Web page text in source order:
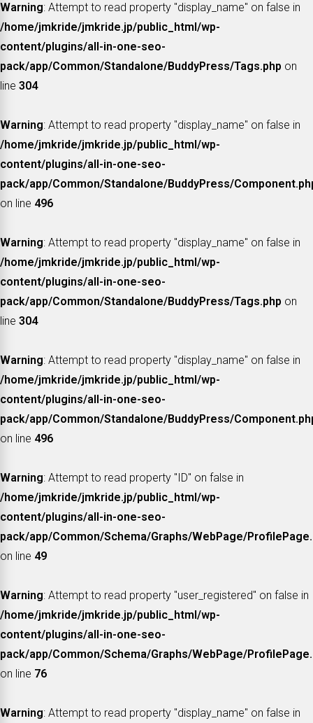
Warning: Attempt to read property "display_name" on false in
/home/jmkride/jmkride.jp/public_html/wp-
content/plugins/all-in-one-seo-
pack/app/Common/Standalone/BuddyPress/Tags.php on
line 304
Warning: Attempt to read property "display_name" on false in
/home/jmkride/jmkride.jp/public_html/wp-
content/plugins/all-in-one-seo-
pack/app/Common/Standalone/BuddyPress/
on line 496
Warning: Attempt to read property "display_name" on false in
/home/jmkride/jmkride.jp/public_html/wp-
content/plugins/all-in-one-seo-
pack/app/Common/Standalone/BuddyPress/Tags.php on
line 304
Warning: Attempt to read property "display_name" on false in
/home/jmkride/jmkride.jp/public_html/wp-
content/plugins/all-in-one-seo-
pack/app/Common/Standalone/BuddyPress/
on line 496
Warning: Attempt to read property "ID" on false in
/home/jmkride/jmkride.jp/public_html/wp-
content/plugins/all-in-one-seo-
pack/app/Common/Schema/Graphs/WebPage/
on line 49
Warning: Attempt to read property "user_registered" on false in
/home/jmkride/jmkride.jp/public_html/wp-
content/plugins/all-in-one-seo-
pack/app/Common/Schema/Graphs/WebPage/
on line 76
Warning: Attempt to read property "display_name" on false in